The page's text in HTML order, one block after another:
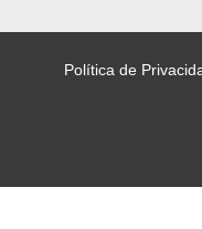
Política de